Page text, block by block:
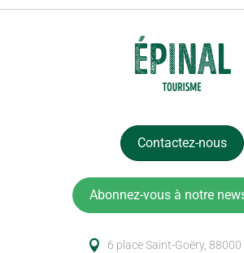
Contactez-nous
Abonnez-vous à notre
6 place Saint-Goëry, 88000